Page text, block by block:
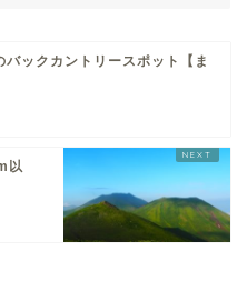
バックカントリースポット【ま
以